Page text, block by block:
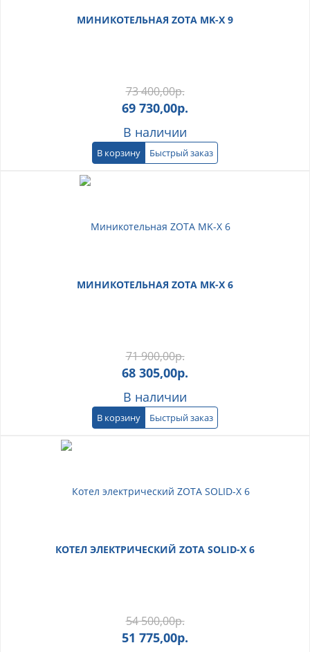
МИНИКОТЕЛЬНАЯ ZOTA MK-X 9
73 400,00р.
69 730,00р.
В наличии
В корзину Быстрый заказ
МИНИКОТЕЛЬНАЯ ZOTA MK-X 6
71 900,00р.
68 305,00р.
В наличии
В корзину Быстрый заказ
КОТЕЛ ЭЛЕКТРИЧЕСКИЙ ZOTA SOLID-X 6
54 500,00р.
51 775,00р.